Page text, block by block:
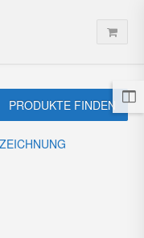
PRODUKTE FINDEN